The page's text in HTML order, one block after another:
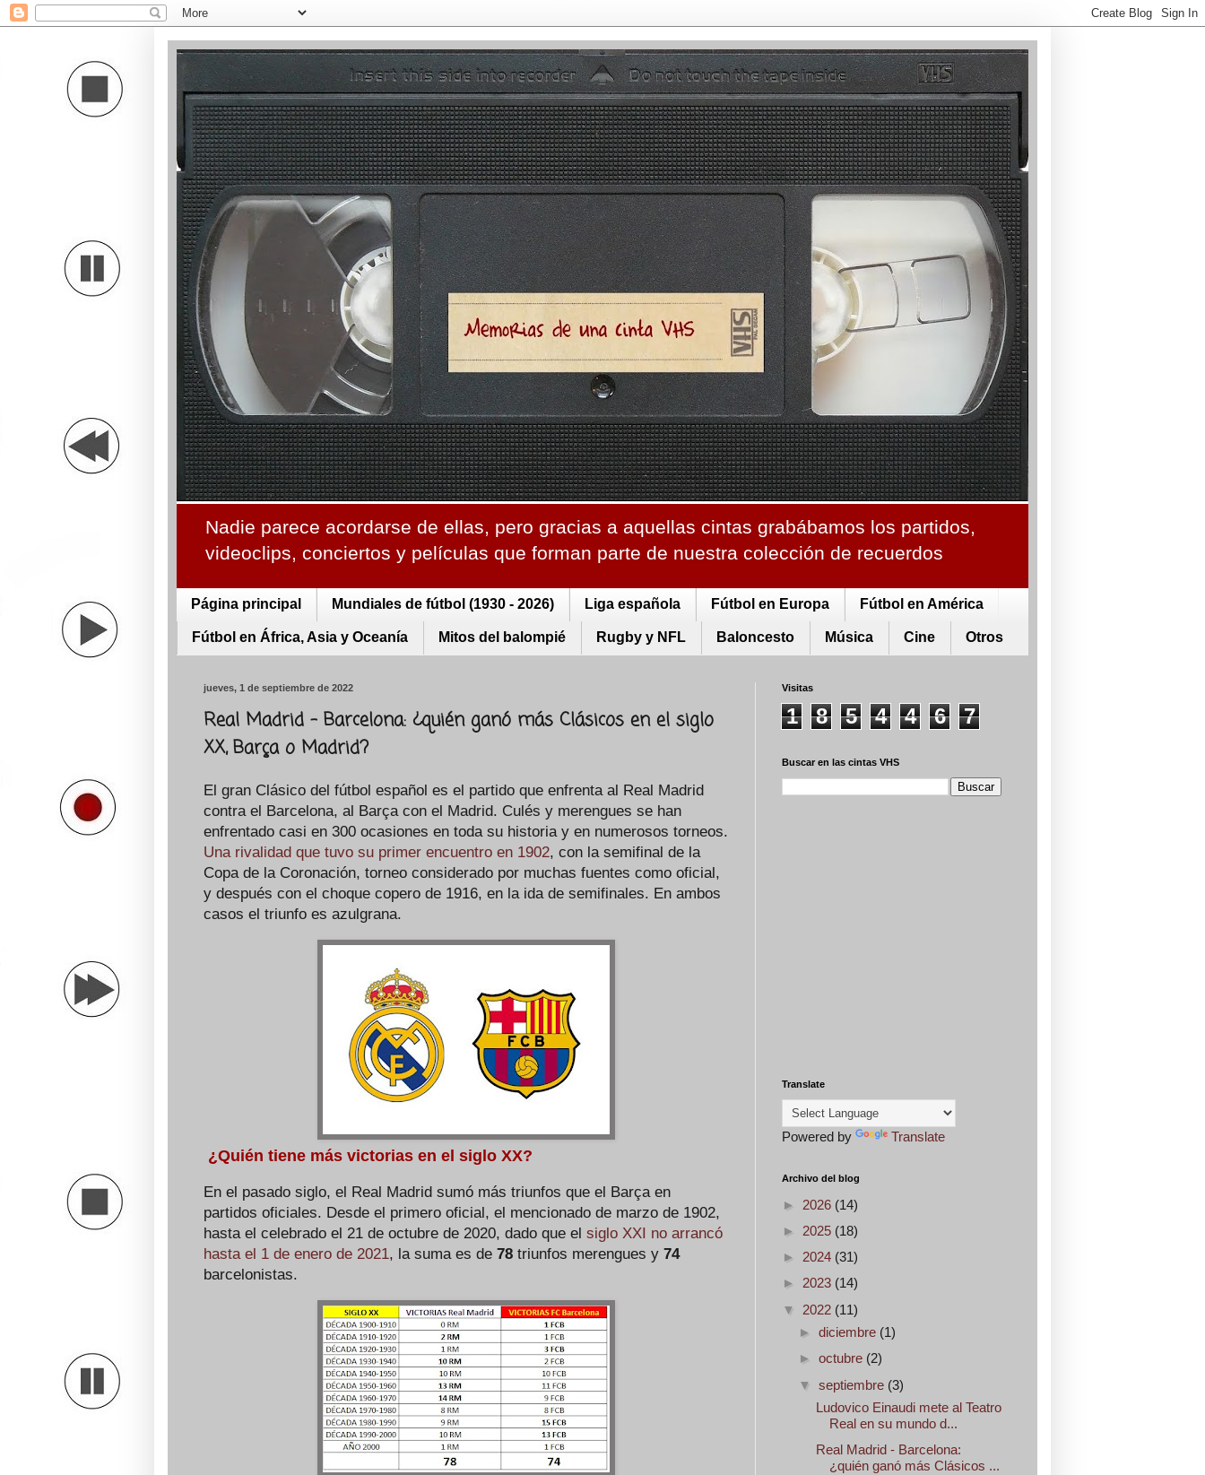
Nadie parece acordarse de ellas, pero gracias a aquellas cintas grabábamos los partidos,
videoclips, conciertos y películas que forman parte de nuestra colección de recuerdos
Página principal Mundiales de fútbol (1930 - 2026) Liga española Fútbol en Europa Fútbol en América
Fútbol en África, Asia y Oceanía Mitos del balompié Rugby y NFL Baloncesto Música Cine Otros
jueves, 1 de septiembre de 2022
Real Madrid - Barcelona: ¿quién ganó más Clásicos en el siglo
XX, Barça o Madrid?
El gran Clásico del fútbol español es el partido que enfrenta al Real Madrid
contra el Barcelona, al Barça con el Madrid. Culés y merengues se han
enfrentado casi en 300 ocasiones en toda su historia y en numerosos torneos.
Una rivalidad que tuvo su primer encuentro en 1902, con la semifinal de la
Copa de la Coronación, torneo considerado por muchas fuentes como oficial,
y después con el choque copero de 1916, en la ida de semifinales. En ambos
casos el triunfo es azulgrana.
¿Quién tiene más victorias en el siglo XX?
En el pasado siglo, el Real Madrid sumó más triunfos que el Barça en
partidos oficiales. Desde el primero oficial, el mencionado de marzo de 1902,
hasta el celebrado el 21 de octubre de 2020, dado que el siglo XXI no arrancó
hasta el 1 de enero de 2021, la suma es de 78 triunfos merengues y 74
barcelonistas.
Visitas
1 8 5 4 4 6 7
Buscar en las cintas VHS
Translate
Powered by Translate
Archivo del blog
► 2026 (14)
► 2025 (18)
► 2024 (31)
► 2023 (14)
▼ 2022 (11)
► diciembre (1)
► octubre (2)
▼ septiembre (3)
Ludovico Einaudi mete al Teatro
Real en su mundo d...
Real Madrid - Barcelona:
¿quién ganó más Clásicos ...